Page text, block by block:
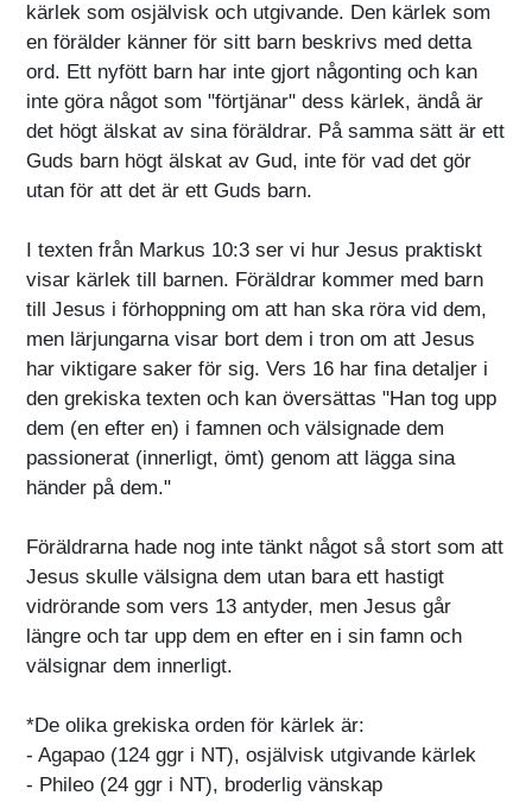
kärlek som osjälvisk och utgivande. Den kärlek som
en förälder känner för sitt barn beskrivs med detta
ord. Ett nyfött barn har inte gjort någonting och kan
inte göra något som "förtjänar" dess kärlek, ändå är
det högt älskat av sina föräldrar. På samma sätt är ett
Guds barn högt älskat av Gud, inte för vad det gör
utan för att det är ett Guds barn.
I texten från Markus 10:3 ser vi hur Jesus praktiskt
visar kärlek till barnen. Föräldrar kommer med barn
till Jesus i förhoppning om att han ska röra vid dem,
men lärjungarna visar bort dem i tron om att Jesus
har viktigare saker för sig. Vers 16 har fina detaljer i
den grekiska texten och kan översättas "Han tog upp
dem (en efter en) i famnen och välsignade dem
passionerat (innerligt, ömt) genom att lägga sina
händer på dem."
Föräldrarna hade nog inte tänkt något så stort som att
Jesus skulle välsigna dem utan bara ett hastigt
vidrörande som vers 13 antyder, men Jesus går
längre och tar upp dem en efter en i sin famn och
välsignar dem innerligt.
*De olika grekiska orden för kärlek är:
- Agapao (124 ggr i NT), osjälvisk utgivande kärlek
- Phileo (24 ggr i NT), broderlig vänskap